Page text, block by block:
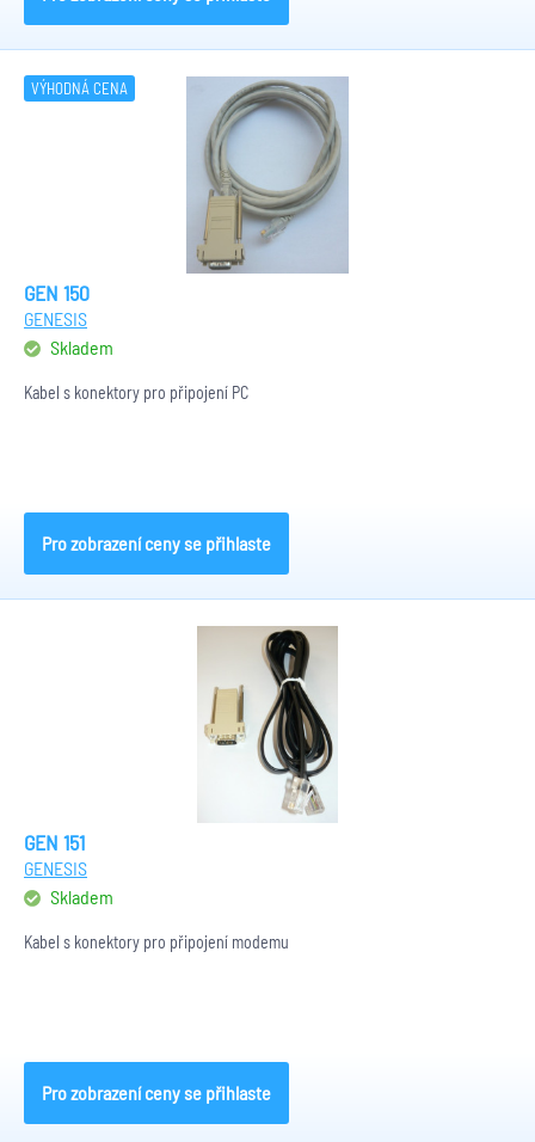
VÝHODNÁ CENA
GEN 150
GENESIS
Skladem
Kabel s konektory pro připojení PC
Pro zobrazení ceny se přihlaste
GEN 151
GENESIS
Skladem
Kabel s konektory pro připojení modemu
Pro zobrazení ceny se přihlaste